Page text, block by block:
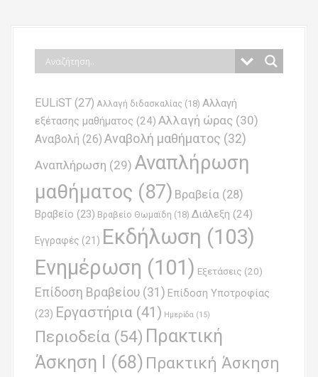
EULiST (27) Αλλαγή διδασκαλίας (18) Αλλαγή
εξέτασης μαθήματος (24) Αλλαγή ώρας (30)
Αναβολή (26) Αναβολή μαθήματος (32)
Αναπλήρωση (29) Αναπλήρωση
μαθήματος (87) Βραβεία (28)
Βραβείο (23) Βραβείο Θωμαϊδη (18) Διάλεξη (24)
Εγγραφές (21) Εκδήλωση (103)
Ενημέρωση (101) Εξετάσεις (20)
Επίδοση Βραβείου (31) Επίδοση Υποτροφίας
(23) Εργαστήρια (41) Ημερίδα (15)
Περιοδεία (54) Πρακτική
Άσκηση Ι
(68) Πρακτική Άσκηση